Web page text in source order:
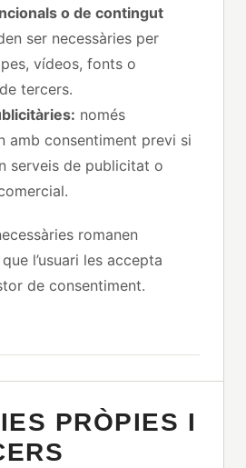
o de contingut
ser necessàries per
vídeos, fonts o
tercers.
només
amb consentiment previ si
serveis de publicitat o
romanen
l’usuari les accepta
de consentiment.
PRÒPIES I